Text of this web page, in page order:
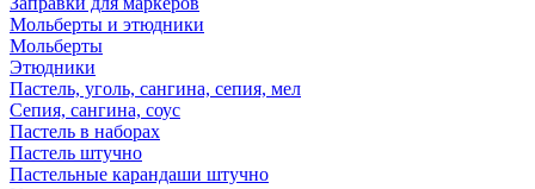
Мольберты и этюдники
Мольберты
Этюдники
Пастель, уголь, сангина, сепия, мел
Сепия, сангина, соус
Пастель в наборах
Пастель штучно
Пастельные карандаши штучно